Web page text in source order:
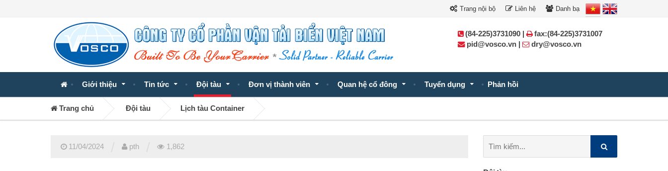
Trang nội bộ Liên hệ Danh bạ
Giới thiệu Tin tức Đội tàu Đơn vị thành viên Quan hệ cổ đông Tuyển dụng Phản hồi
(84-225)3731090 |
fax:(84-225)3731007
pid@vosco.vn |
dry@vosco.vn
Trang chủ Đội tàu Lịch tàu Container
11/04/2024 pth 1,862
kiếm: